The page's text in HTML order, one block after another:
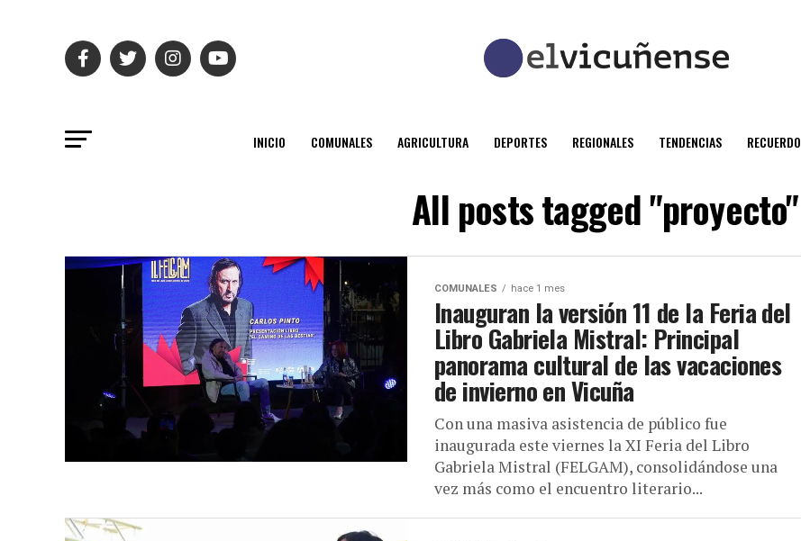
INICIO COMUNALES AGRICULTURA DEPORTES REGIONALES TENDENCIAS RECUERDO
All posts tagged "proyecto"
COMUNALES hace 1 mes
Inauguran la versión 11 de la Feria del
Libro Gabriela Mistral: Principal
panorama cultural de las vacaciones
de invierno en Vicuña
Con una masiva asistencia de público fue
inaugurada este viernes la XI Feria del Libro
Gabriela Mistral (FELGAM), consolidándose una
vez más como el encuentro literario...